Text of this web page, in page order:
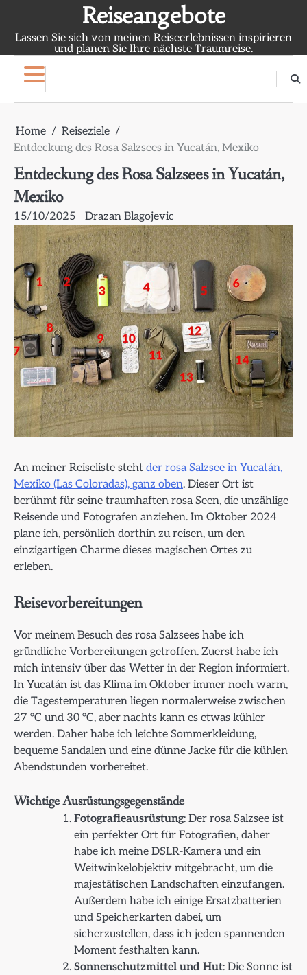
content
Reiseangebote
Lassen Sie sich von meinen Reiseerlebnissen inspirieren
und planen Sie Ihre nächste Traumreise.
Home
Reiseziele
Entdeckung des Rosa Salzsees in Yucatán, Mexiko
Entdeckung des Rosa Salzsees in Yucatán,
Mexiko
15/10/2025 Drazan Blagojevic
An meiner Reiseliste steht der rosa Salzsee in Yucatán,
Mexiko (Las Coloradas), ganz oben. Dieser Ort ist
berühmt für seine traumhaften rosa Seen, die unzählige
Reisende und Fotografen anziehen. Im Oktober 2024
plane ich, persönlich dorthin zu reisen, um den
einzigartigen Charme dieses magischen Ortes zu
erleben.
Reisevorbereitungen
Vor meinem Besuch des rosa Salzsees habe ich
gründliche Vorbereitungen getroffen. Zuerst habe ich
mich intensiv über das Wetter in der Region informiert.
In Yucatán ist das Klima im Oktober immer noch warm,
die Tagestemperaturen liegen normalerweise zwischen
27 °C und 30 °C, aber nachts kann es etwas kühler
werden. Daher habe ich leichte Sommerkleidung,
bequeme Sandalen und eine dünne Jacke für die kühlen
Abendstunden vorbereitet.
Wichtige Ausrüstungsgegenstände
Fotografieausrüstung: Der rosa Salzsee ist
ein perfekter Ort für Fotografien, daher
habe ich meine DSLR-Kamera und ein
Weitwinkelobjektiv mitgebracht, um die
majestätischen Landschaften einzufangen.
Außerdem habe ich einige Ersatzbatterien
und Speicherkarten dabei, um
sicherzustellen, dass ich jeden spannenden
Moment festhalten kann.
Sonnenschutzmittel und Hut: Die Sonne ist